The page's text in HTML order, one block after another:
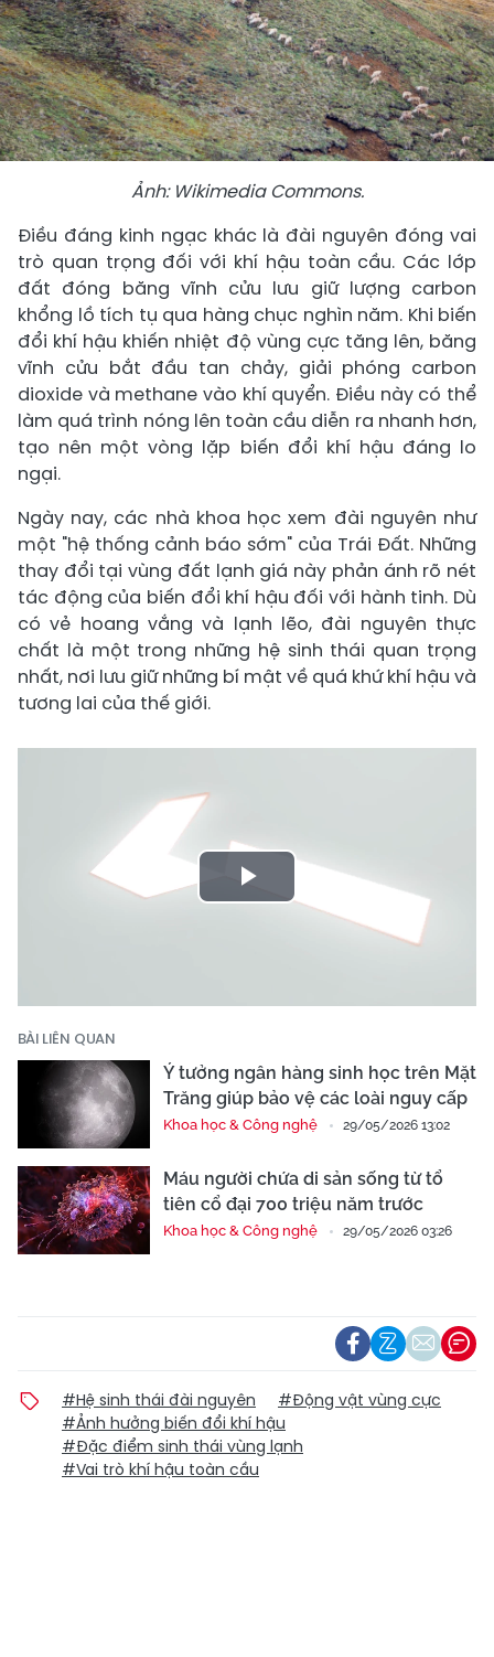
Ảnh: Wikimedia Commons.
Điều đáng kinh ngạc khác là đài nguyên đóng vai
trò quan trọng đối với khí hậu toàn cầu. Các lớp
đất đóng băng vĩnh cửu lưu giữ lượng carbon
khổng lồ tích tụ qua hàng chục nghìn năm. Khi biến
đổi khí hậu khiến nhiệt độ vùng cực tăng lên, băng
vĩnh cửu bắt đầu tan chảy, giải phóng carbon
dioxide và methane vào khí quyển. Điều này có thể
làm quá trình nóng lên toàn cầu diễn ra nhanh hơn,
tạo nên một vòng lặp biến đổi khí hậu đáng lo
ngại.
Ngày nay, các nhà khoa học xem đài nguyên như
một "hệ thống cảnh báo sớm" của Trái Đất. Những
thay đổi tại vùng đất lạnh giá này phản ánh rõ nét
tác động của biến đổi khí hậu đối với hành tinh. Dù
có vẻ hoang vắng và lạnh lẽo, đài nguyên thực
chất là một trong những hệ sinh thái quan trọng
nhất, nơi lưu giữ những bí mật về quá khứ khí hậu và
tương lai của thế giới.
Play
BÀI LIÊN QUAN
Ý tưởng ngân hàng sinh học trên Mặt
Trăng giúp bảo vệ các loài nguy cấp
Khoa học & Công nghệ 29/05/2026 13:02
Máu người chứa di sản sống từ tổ
tiên cổ đại 700 triệu năm trước
Khoa học & Công nghệ 29/05/2026 03:26
#Hệ sinh thái đài nguyên
#Động vật vùng cực
#Ảnh hưởng biến đổi khí hậu
#Đặc điểm sinh thái vùng lạnh
#Vai trò khí hậu toàn cầu